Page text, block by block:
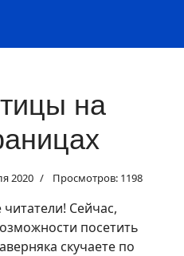
на
2020 Просмотров: 1198
Сейчас,
посетить
скучаете по